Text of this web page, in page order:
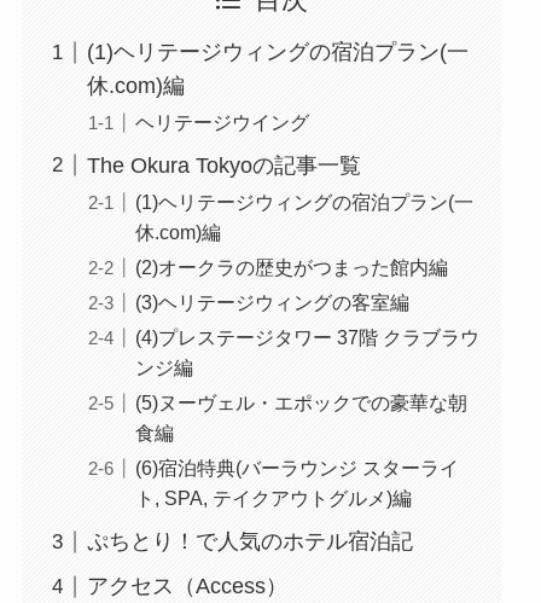
(1)ヘリテージウィングの宿泊プラン(一
休.com)編
ヘリテージウイング
The Okura Tokyoの記事一覧
(1)ヘリテージウィングの宿泊プラン(一
休.com)編
(2)オークラの歴史がつまった館内編
(3)ヘリテージウィングの客室編
(4)プレステージタワー 37階 クラブラウ
ンジ編
(5)ヌーヴェル・エポックでの豪華な朝
食編
(6)宿泊特典(バーラウンジ スターライ
ト, SPA, テイクアウトグルメ)編
ぷちとり！で人気のホテル宿泊記
アクセス（Access）